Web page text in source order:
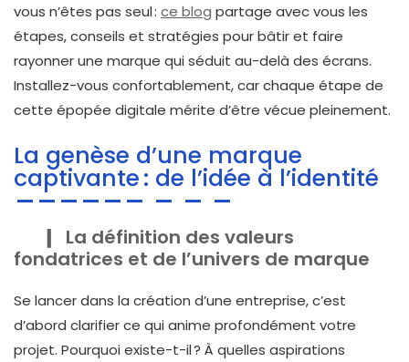
vous n’êtes pas seul : ce blog partage avec vous les
étapes, conseils et stratégies pour bâtir et faire
rayonner une marque qui séduit au-delà des écrans.
Installez-vous confortablement, car chaque étape de
cette épopée digitale mérite d’être vécue pleinement.
La genèse d’une marque
captivante : de l’idée à l’identité
La définition des valeurs
fondatrices et de l’univers de marque
Se lancer dans la création d’une entreprise, c’est
d’abord clarifier ce qui anime profondément votre
projet. Pourquoi existe-t-il ? À quelles aspirations